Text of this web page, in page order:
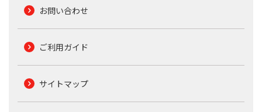
お問い合わせ
ご利用ガイド
サイトマップ